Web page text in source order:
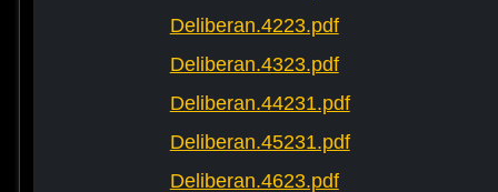
Deliberan.4223.pdf
Deliberan.4323.pdf
Deliberan.44231.pdf
Deliberan.45231.pdf
Deliberan.4623.pdf